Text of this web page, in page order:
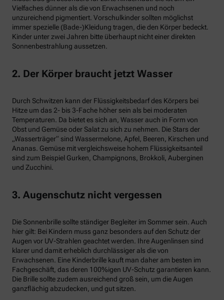
Vielfaches dünner als die von Erwachsenen und noch
unzureichend pigmentiert. Vorschulkinder sollten möglichst
immer spezielle (Bade-)Kleidung tragen, die den Körper bedeckt.
Kinder unter zwei Jahren bitte überhaupt nicht einer direkten
Sonnenbestrahlung aussetzen.
2. Der Körper braucht jetzt Wasser
Durch Schwitzen kann der Flüssigkeitsbedarf des Körpers bei
Hitze um das 2- bis 3-Fache höher sein als bei moderaten
Temperaturen. Da bietet es sich an, Wasser auch in Form von
Obst und Gemüse oder Salat zu sich zu nehmen. Die Stars der
„Wasserträger“ sind Wassermelone, Apfel, Beeren, Kirschen und
Ananas. Gemüse mit vergleichsweise hohem Flüssigkeitsanteil
sind zum Beispiel Gurken, Champignons, Brokkoli, Auberginen
und Zucchini.
3. Augenschutz nicht vergessen
Die Sonnenbrille sollte ständiger Begleiter im Sommer sein. Auch
hier gilt: Bei Kindern muss ganz besonders auf den Schutz der
Augen vor UV-Strahlen geachtet werden. Ihre Augenlinsen sind
klarer und damit erheblich durchlässiger als die von
Erwachsenen. Eine Kinderbrille kauft man daher am besten im
Fachgeschäft, das deren 100%igen UV-Schutz garantieren kann.
Die Brille sollte zudem ausreichend groß sein, um die Augen
ganzflächig abzudecken, und gut sitzen.